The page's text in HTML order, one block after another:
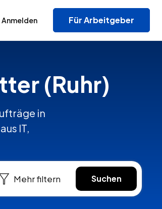
Anmelden Für Arbeitgeber
(Ruhr)
in
IT,
Mehr filtern Suchen